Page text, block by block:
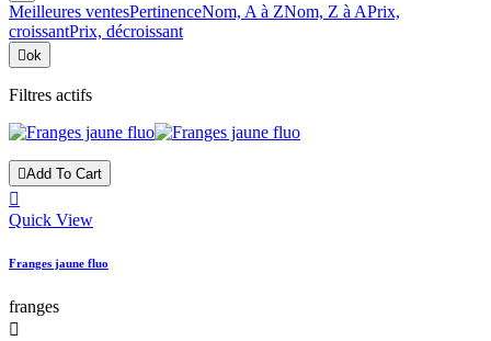
Meilleures ventesPertinenceNom, A à ZNom, Z à APrix,
croissantPrix, décroissant
ok
Filtres actifs
Add To Cart

Quick View
Franges jaune fluo
franges
